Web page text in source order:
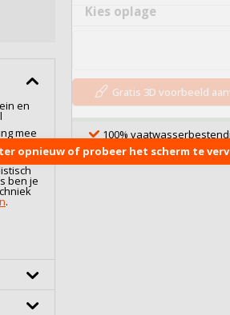
en
mee
over
ben je
.
Kies oplage
Gratis 3D voorbeeld
100%
opnieuw of probeer het scherm te